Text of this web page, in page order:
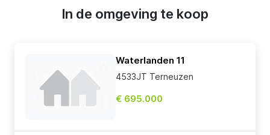
In de omgeving te koop
Waterlanden 11
4533JT Terneuzen
€ 695.000